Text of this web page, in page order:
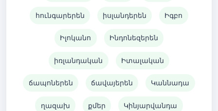
հունգարերեն իսլանդերեն Իգբո
Իլոկանո Ինդոնեզերեն
իռլանդական Իտալական
ճապոներեն ճավայերեն Կաննադա
ղազախ քմեր Կինյարվանդա